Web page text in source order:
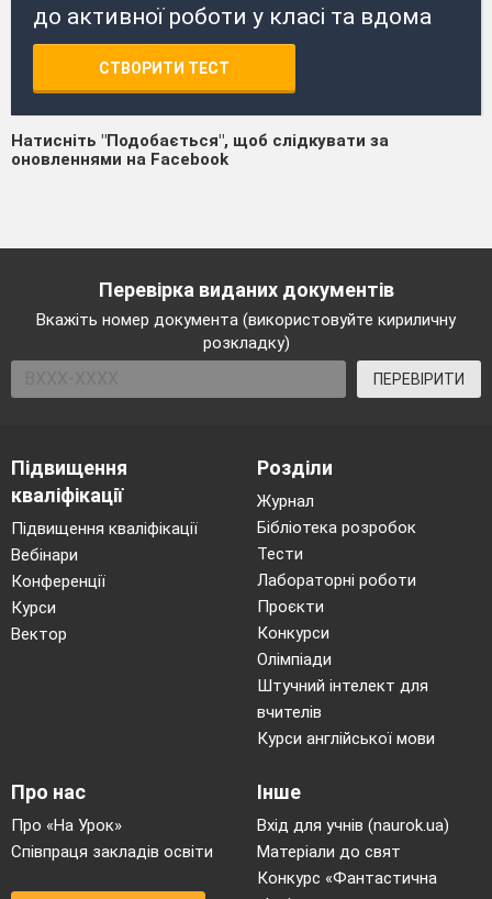
до активної роботи у класі та вдома
СТВОРИТИ ТЕСТ
Натисніть "Подобається", щоб слідкувати за
оновленнями на Facebook
Перевірка виданих документів
Вкажіть номер документа (використовуйте кириличну
розкладку)
ПЕРЕВІРИТИ
Підвищення
кваліфікації
Підвищення кваліфікації
Вебінари
Конференції
Курси
Вектор
Розділи
Журнал
Бібліотека розробок
Тести
Лабораторні роботи
Проєкти
Конкурси
Олімпіади
Штучний інтелект для
вчителів
Курси англійської мови
Про нас
Про «На Урок»
Співпраця закладів освіти
Інше
Вхід для учнів (naurok.ua)
Матеріали до свят
Конкурс «Фантастична